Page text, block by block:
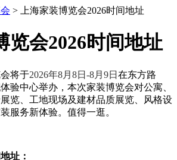
> 上海家装博览会2026时间地址
览会2026时间地址
将于2026年8月8日-8月9日 在东方路
验中心举办，本次家装博览会对公寓、
览、工地现场及建材品质展览、风格设
服务新体验。值得一逛。
址：